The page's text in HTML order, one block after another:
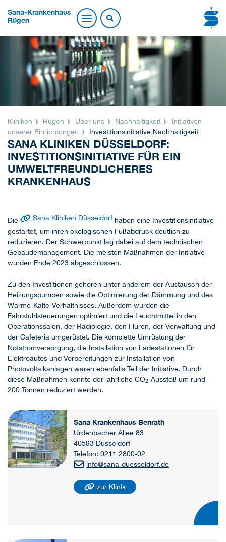
Sana-Krankenhaus
Rügen
Kliniken Rügen Über uns Nachhaltigkeit
Initiativen
unserer Einrichtungen
Investitionsinitiative Nachhaltigkeit
SANA KLINIKEN DÜSSELDORF:
INVESTITIONSINITIATIVE FÜR EIN
UMWELTFREUNDLICHERES
KRANKENHAUS
Die Sana Kliniken Düsseldorf haben eine Investitionsinitiative
gestartet, um ihren ökologischen Fußabdruck deutlich zu
reduzieren. Der Schwerpunkt lag dabei auf dem technischen
Gebäudemanagement. Die meisten Maßnahmen der Initiative
wurden Ende 2023 abgeschlossen.
Zu den Investitionen gehören unter anderem der Austausch der
Heizungspumpen sowie die Optimierung der Dämmung und des
Wärme-Kälte-Verhältnisses. Außerdem wurden die
Fahrstuhlsteuerungen optimiert und die Leuchtmittel in den
Operationssälen, der Radiologie, den Fluren, der Verwaltung und
der Cafeteria umgerüstet. Die komplette Umrüstung der
Notstromversorgung, die Installation von Ladestationen für
Elektroautos und Vorbereitungen zur Installation von
Photovoltaikanlagen waren ebenfalls Teil der Initiative. Durch
diese Maßnahmen konnte der jährliche CO2-Ausstoß um rund
200 Tonnen reduziert werden.
Sana Krankenhaus Benrath
Urdenbacher Allee 83
40593 Düsseldorf
Telefon: 0211 2800-02
info@sana-duesseldorf.de
zur Klinik